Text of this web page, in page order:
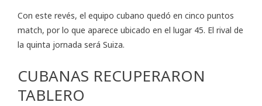
Con este revés, el equipo cubano quedó en cinco puntos
match, por lo que aparece ubicado en el lugar 45. El rival de
la quinta jornada será Suiza.
CUBANAS RECUPERARON
TABLERO